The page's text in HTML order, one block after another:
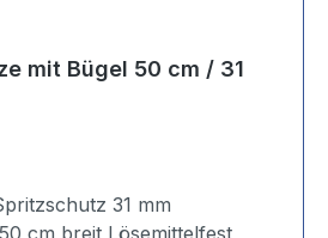
mit Bügel 50 cm / 31
31 mm